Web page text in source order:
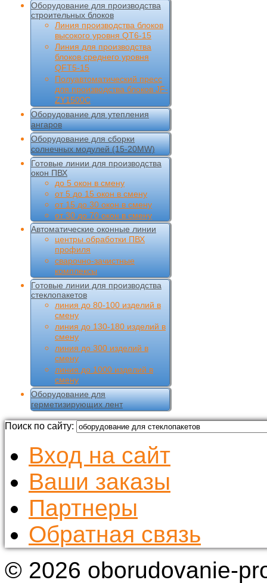
Оборудование для производства
строительных блоков
Линия производства блоков
высокого уровня QT6-15
Линия для производства
блоков среднего уровня
QFT5-15
Полуавтоматический пресс
для производства блоков JF-
ZY1500C
Оборудование для утепления
ангаров
Оборудование для сборки
солнечных модулей (15-20MW)
Готовые линии для производства
окон ПВХ
до 5 окон в смену
от 5 до 15 окон в смену
от 15 до 30 окон в смену
от 30 до 70 окон в смену
Автоматические оконные линии
центры обработки ПВХ
профиля
сварочно-зачистные
комплексы
Готовые линии для производства
стеклопакетов
линия до 80-100 изделий в
смену
линия до 130-180 изделий в
смену
линия до 300 изделий в
смену
линия до 1000 изделий в
смену
Оборудование для
герметизирующих лент
Поиск по сайту:
Вход на сайт
Ваши заказы
Партнеры
Обратная связь
© 2026 oborudovanie-